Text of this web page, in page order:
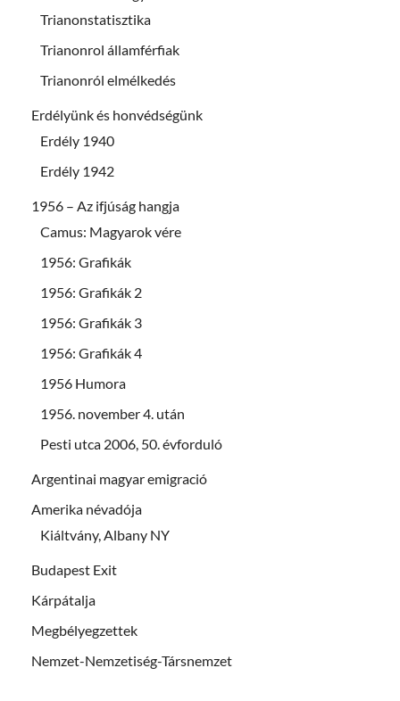
Trianonstatisztika
Trianonrol államférfiak
Trianonról elmélkedés
Erdélyünk és honvédségünk
Erdély 1940
Erdély 1942
1956 – Az ifjúság hangja
Camus: Magyarok vére
1956: Grafikák
1956: Grafikák 2
1956: Grafikák 3
1956: Grafikák 4
1956 Humora
1956. november 4. után
Pesti utca 2006, 50. évforduló
Argentinai magyar emigració
Amerika névadója
Kiáltvány, Albany NY
Budapest Exit
Kárpátalja
Megbélyegzettek
Nemzet-Nemzetiség-Társnemzet